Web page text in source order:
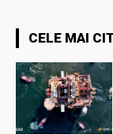
CELE MAI